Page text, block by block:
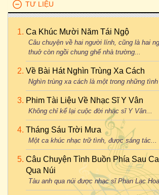
TƯ LIỆU
Ca Khúc Mười Năm Tái Ngộ
Câu chuyện về hai người lính, cũng là hai
thuở còn ngồi chung ghế nhà trường...
Về Bài Hát Nghìn Trùng Xa Cách
Nghìn trùng xa cách là một trong những
Phim Tài Liệu Về Nhạc Sĩ Y Vân
Không chỉ kể lại cuộc đời nhạc sĩ Y Vân...
Tháng Sáu Trời Mưa
Một ca khúc nhạc trữ tình, được sáng tác...
Câu Chuyện Tình Buồn Phía Sau
Qua Núi
Tàu anh qua núi được nhạc sĩ Phan Lạc